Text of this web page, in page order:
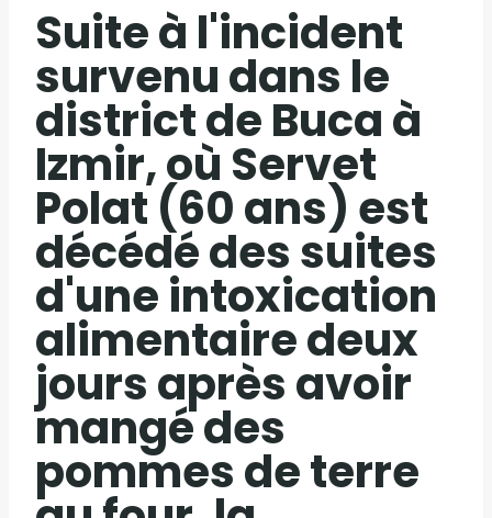
Suite à l'incident
survenu dans le
district de Buca à
Izmir, où Servet
Polat (60 ans) est
décédé des suites
d'une intoxication
alimentaire deux
jours après avoir
mangé des
pommes de terre